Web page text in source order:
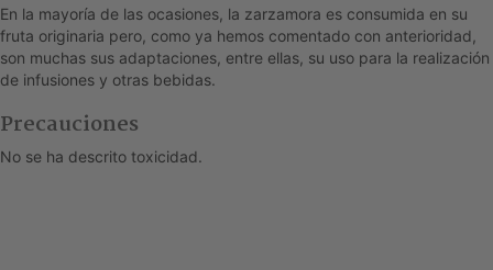
En la mayoría de las ocasiones, la zarzamora es consumida en su
fruta originaria pero, como ya hemos comentado con anterioridad,
son muchas sus adaptaciones, entre ellas, su uso para la realización
de infusiones y otras bebidas.
Precauciones
No se ha descrito toxicidad.